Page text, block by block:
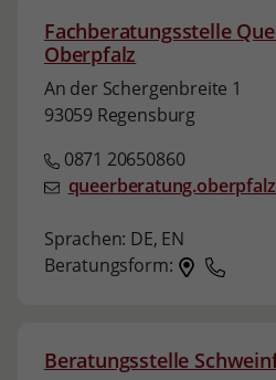
Fachberatungsstelle
Oberpfalz
An der Schergenbreite 1
93059 Regensburg
0871 20650860
Sprachen: DE, EN
Beratungsform:
Beratungsstelle